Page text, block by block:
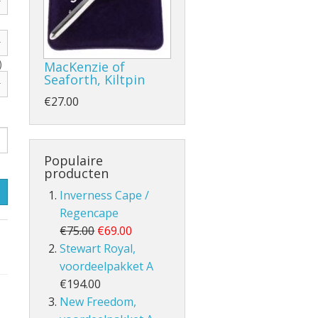
en Volle Kilt
MacKenzie of
Seaforth, Kiltpin
€27.00
Populaire
producten
Inverness Cape /
Regencape
€75.00 €69.00
Stewart Royal,
voordeelpakket A
€194.00
New Freedom,